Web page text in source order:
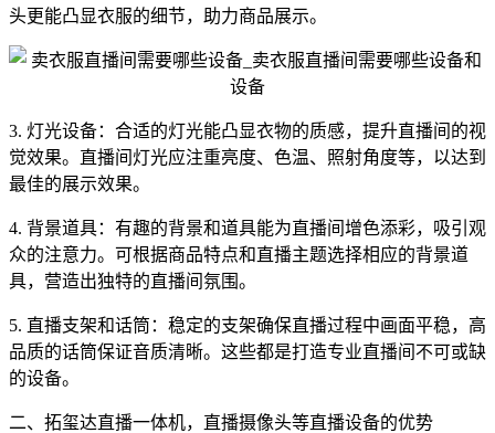
头更能凸显衣服的细节，助力商品展示。
3. 灯光设备：合适的灯光能凸显衣物的质感，提升直播间的视
觉效果。直播间灯光应注重亮度、色温、照射角度等，以达到
最佳的展示效果。
4. 背景道具：有趣的背景和道具能为直播间增色添彩，吸引观
众的注意力。可根据商品特点和直播主题选择相应的背景道
具，营造出独特的直播间氛围。
5. 直播支架和话筒：稳定的支架确保直播过程中画面平稳，高
品质的话筒保证音质清晰。这些都是打造专业直播间不可或缺
的设备。
二、拓玺达直播一体机，直播摄像头等直播设备的优势